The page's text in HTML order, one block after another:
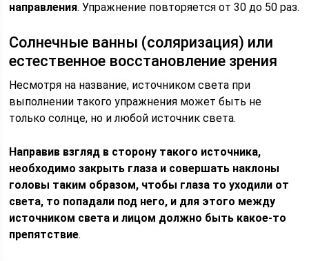
направления. Упражнение повторяется от 30 до 50 раз.
Солнечные ванны (соляризация) или
естественное восстановление зрения
Несмотря на название, источником света при
выполнении такого упражнения может быть не
только солнце, но и любой источник света.
Направив взгляд в сторону такого источника,
необходимо закрыть глаза и совершать наклоны
головы таким образом, чтобы глаза то уходили от
света, то попадали под него, и для этого между
источником света и лицом должно быть какое-то
препятствие.